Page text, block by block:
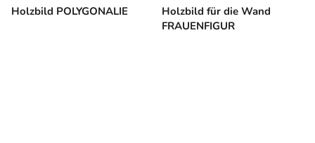
Holzbild POLYGONALIE
Holzbild für die Wand
FRAUENFIGUR